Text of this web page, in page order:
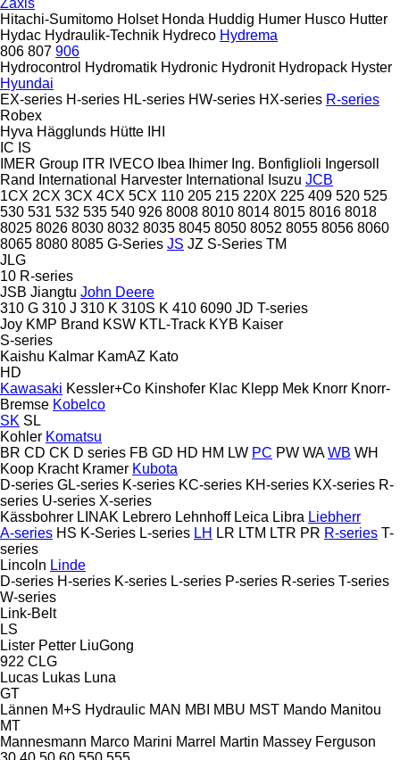
Hitachi-Sumitomo Holset Honda Huddig Humer Husco Hutter
Hydac Hydraulik-Technik Hydreco Hydrema
806 807 906
Hydrocontrol Hydromatik Hydronic Hydronit Hydropack Hyster
Hyundai
EX-series H-series HL-series HW-series HX-series R-series
Robex
Hyva Hägglunds Hütte IHI
IC IS
IMER Group ITR IVECO Ibea Ihimer Ing. Bonfiglioli Ingersoll
Rand
International Harvester International Isuzu JCB
1CX 2CX 3CX 4CX 5CX 110 205 215 220X 225 409 520 525
530 531 532 535 540 926 8008 8010 8014 8015 8016 8018
8025 8026 8030 8032 8035 8045 8050 8052 8055 8056 8060
8065 8080 8085 G-Series JS JZ S-Series TM
JLG
10 R-series
JSB Jiangtu John Deere
310 G 310 J 310 K 310S K 410 6090 JD T-series
Joy KMP Brand KSW KTL-Track KYB Kaiser
S-series
Kaishu Kalmar KamAZ Kato
HD
Kawasaki Kessler+Co Kinshofer Klac Klepp Mek Knorr Knorr-
Bremse Kobelco
SK SL
Kohler Komatsu
BR CD CK D series FB GD HD HM LW PC PW WA WB WH
Koop Kracht Kramer Kubota
D-series GL-series K-series KC-series KH-series KX-series R-
series U-series X-series
Kässbohrer LINAK Lebrero Lehnhoff Leica Libra Liebherr
A-series HS K-Series L-series LH LR LTM LTR PR R-series T-
series
Lincoln Linde
D-series H-series K-series L-series P-series R-series T-series
W-series
Link-Belt
LS
Lister Petter LiuGong
922 CLG
Lucas Lukas Luna
GT
Lännen M+S Hydraulic MAN MBI MBU MST Mando Manitou
MT
Mannesmann Marco Marini Marrel Martin Massey Ferguson